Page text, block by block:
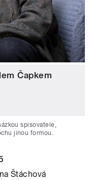
Čapkem
spisovatele,
jinou formou.
Štáchová